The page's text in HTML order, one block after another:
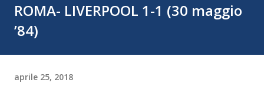
ROMA- LIVERPOOL 1-1 (30 maggio
’84)
aprile 25, 2018